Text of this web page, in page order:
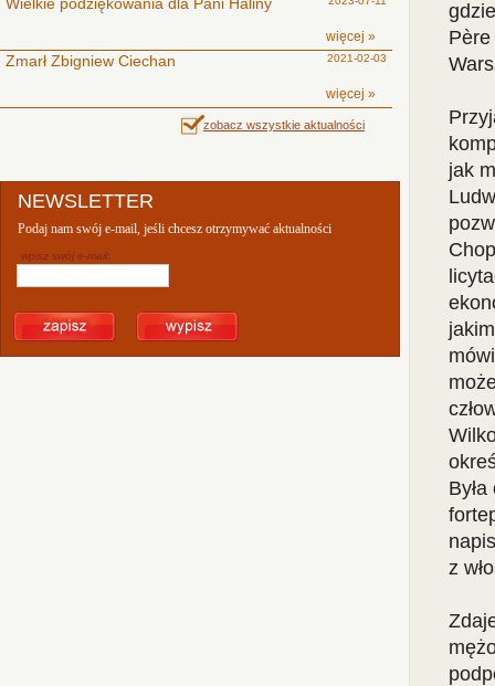
więcej »
Zmarł Zbigniew Ciechan 2021-02-03
więcej »
zobacz wszystkie aktualności
NEWSLETTER
Podaj nam swój e-mail, jeśli chcesz otrzymywać aktualności
wpisz swój e-mail:
jak
z